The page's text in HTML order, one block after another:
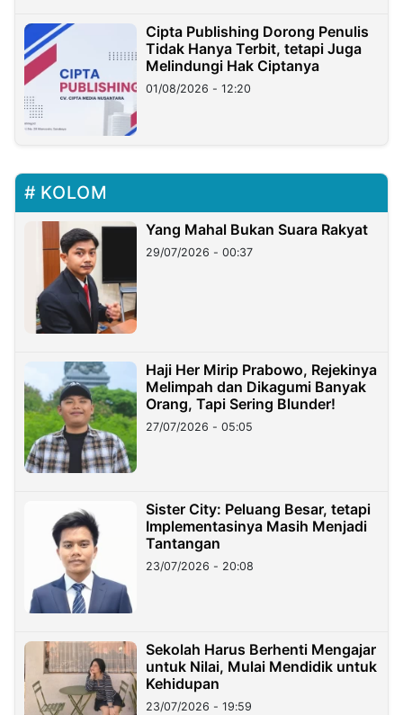
Cipta Publishing Dorong Penulis
Tidak Hanya Terbit, tetapi Juga
Melindungi Hak Ciptanya
01/08/2026 - 12:20
KOLOM
Yang Mahal Bukan Suara Rakyat
29/07/2026 - 00:37
Haji Her Mirip Prabowo, Rejekinya
Melimpah dan Dikagumi Banyak
Orang, Tapi Sering Blunder!
27/07/2026 - 05:05
Sister City: Peluang Besar, tetapi
Implementasinya Masih Menjadi
Tantangan
23/07/2026 - 20:08
Sekolah Harus Berhenti Mengajar
untuk Nilai, Mulai Mendidik untuk
Kehidupan
23/07/2026 - 19:59